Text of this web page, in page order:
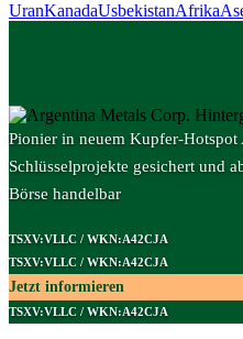
UranKanadaUsbekistanAfrika
Pionier in neuem Kupfer-Hotspot
Schlüsselprojekte gesichert und
Börse handelbar
TSXV:VLLC / WKN:A42CJA
TSXV:VLLC / WKN:A42CJA
Jetzt informieren
TSXV:VLLC / WKN:A42CJA